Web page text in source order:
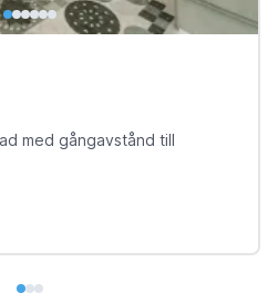
med gångavstånd till